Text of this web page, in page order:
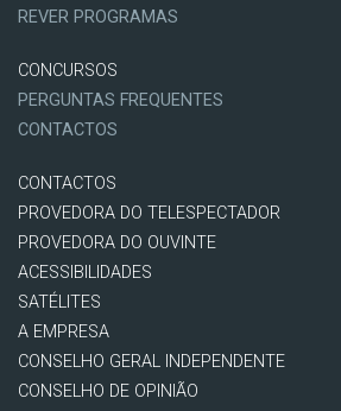
REVER PROGRAMAS
CONCURSOS
PERGUNTAS FREQUENTES
CONTACTOS
CONTACTOS
PROVEDORA DO TELESPECTADOR
PROVEDORA DO OUVINTE
ACESSIBILIDADES
SATÉLITES
A EMPRESA
CONSELHO GERAL INDEPENDENTE
CONSELHO DE OPINIÃO